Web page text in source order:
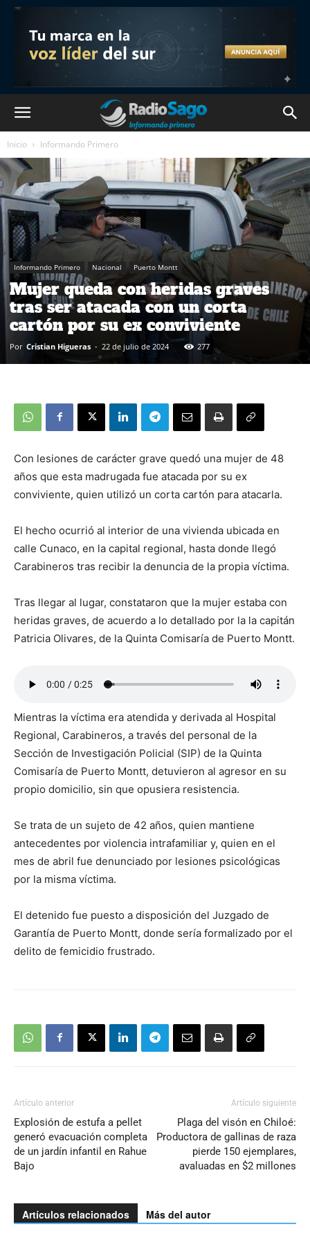
Inicio Informando Primero
Informando Primero Nacional Puerto Montt
Mujer queda con heridas graves
tras ser atacada con un corta
cartón por su ex conviviente
Por Cristian Higueras - 22 de julio de 2024 277
Con lesiones de carácter grave quedó una mujer de 48
años que esta madrugada fue atacada por su ex
conviviente, quien utilizó un corta cartón para atacarla.
El hecho ocurrió al interior de una vivienda ubicada en
calle Cunaco, en la capital regional, hasta donde llegó
Carabineros tras recibir la denuncia de la propia víctima.
Tras llegar al lugar, constataron que la mujer estaba con
heridas graves, de acuerdo a lo detallado por la la capitán
Patricia Olivares, de la Quinta Comisaría de Puerto Montt.
Mientras la víctima era atendida y derivada al Hospital
Regional, Carabineros, a través del personal de la
Sección de Investigación Policial (SIP) de la Quinta
Comisaría de Puerto Montt, detuvieron al agresor en su
propio domicilio, sin que opusiera resistencia.
Se trata de un sujeto de 42 años, quien mantiene
antecedentes por violencia intrafamiliar y, quien en el
mes de abril fue denunciado por lesiones psicológicas
por la misma víctima.
El detenido fue puesto a disposición del Juzgado de
Garantía de Puerto Montt, donde sería formalizado por el
delito de femicidio frustrado.
Artículo anterior
Explosión de estufa a pellet
generó evacuación completa
de un jardín infantil en Rahue
Bajo
Artículo siguiente
Plaga del visón en Chiloé:
Productora de gallinas de raza
pierde 150 ejemplares,
avaluadas en $2 millones
Artículos relacionados Más del autor